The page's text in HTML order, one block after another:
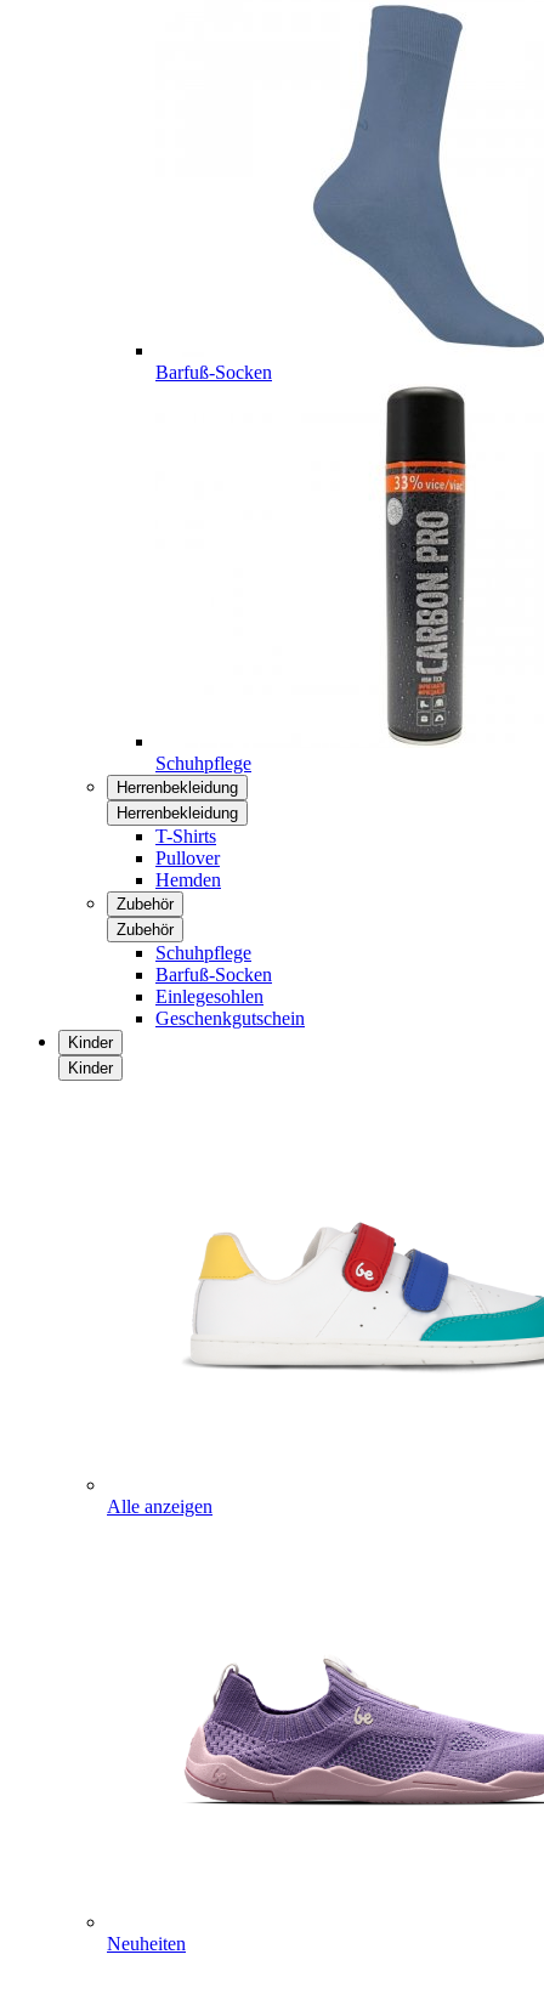
Barfuß-Socken
Schuhpflege
Herrenbekleidung
Herrenbekleidung
T-Shirts
Pullover
Hemden
Zubehör
Zubehör
Schuhpflege
Barfuß-Socken
Einlegesohlen
Geschenkgutschein
Kinder
Kinder
Alle anzeigen
Neuheiten